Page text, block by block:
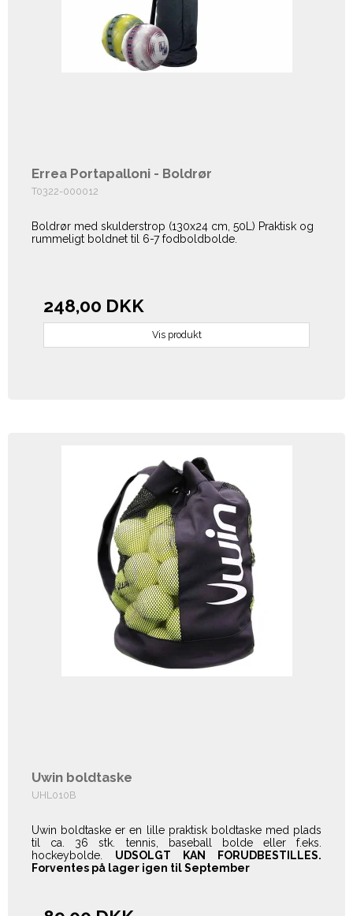
Errea Portapalloni - Boldrør
T0322-000012
Boldrør med skulderstrop (130x24 cm, 50L) Praktisk og
rummeligt boldnet til 6-7 fodboldbolde.
248,00 DKK
Vis produkt
Uwin boldtaske
UHL010B
Uwin boldtaske er en lille praktisk boldtaske med plads
til ca. 36 stk. tennis, baseball bolde eller f.eks.
hockeybolde. UDSOLGT KAN FORUDBESTILLES.
Forventes på lager igen til September